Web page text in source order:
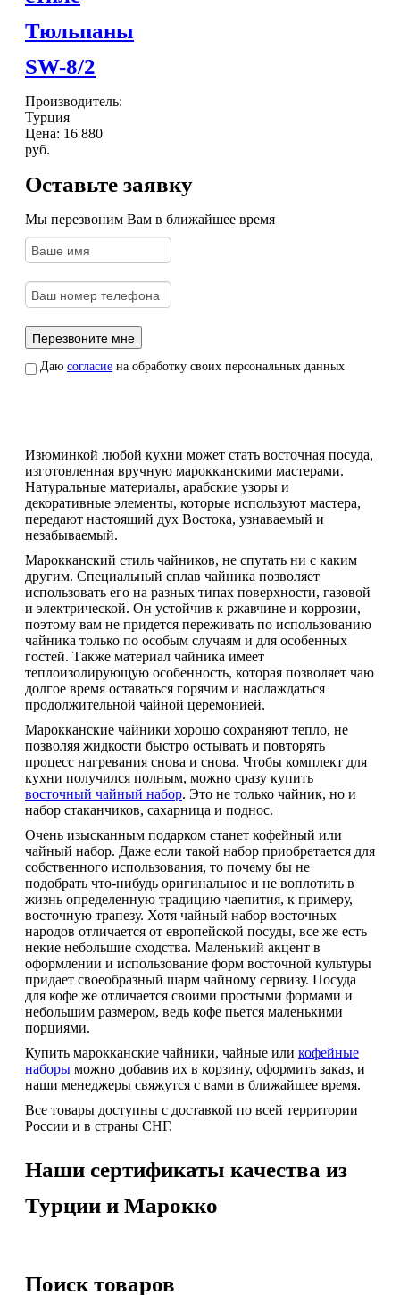
Тюльпаны
SW-8/2
Производитель:
Турция
Цена: 16 880
руб.
Оставьте заявку
Мы перезвоним Вам в ближайшее время
Даю согласие на обработку своих персональных данных
Изюминкой любой кухни может стать восточная посуда,
изготовленная вручную марокканскими мастерами.
Натуральные материалы, арабские узоры и
декоративные элементы, которые используют мастера,
передают настоящий дух Востока, узнаваемый и
незабываемый.
Марокканский стиль чайников, не спутать ни с каким
другим. Специальный сплав чайника позволяет
использовать его на разных типах поверхности, газовой
и электрической. Он устойчив к ржавчине и коррозии,
поэтому вам не придется переживать по использованию
чайника только по особым случаям и для особенных
гостей. Также материал чайника имеет
теплоизолирующую особенность, которая позволяет чаю
долгое время оставаться горячим и наслаждаться
продолжительной чайной церемонией.
Марокканские чайники хорошо сохраняют тепло, не
позволяя жидкости быстро остывать и повторять
процесс нагревания снова и снова. Чтобы комплект для
кухни получился полным, можно сразу купить
восточный чайный набор. Это не только чайник, но и
набор стаканчиков, сахарница и поднос.
Очень изысканным подарком станет кофейный или
чайный набор. Даже если такой набор приобретается для
собственного использования, то почему бы не
подобрать что-нибудь оригинальное и не воплотить в
жизнь определенную традицию чаепития, к примеру,
восточную трапезу. Хотя чайный набор восточных
народов отличается от европейской посуды, все же есть
некие небольшие сходства. Маленький акцент в
оформлении и использование форм восточной культуры
придает своеобразный шарм чайному сервизу. Посуда
для кофе же отличается своими простыми формами и
небольшим размером, ведь кофе пьется маленькими
порциями.
Купить марокканские чайники, чайные или кофейные
наборы можно добавив их в корзину, оформить заказ, и
наши менеджеры свяжутся с вами в ближайшее время.
Все товары доступны с доставкой по всей территории
России и в страны СНГ.
Наши сертификаты качества из
Турции и Марокко
Поиск товаров